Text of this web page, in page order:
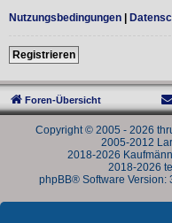
Nutzungsbedingungen |
Registrieren
Foren-Übersicht
Copyright © 2005 - 2026
2005-2012
2018-2026
2018-2026
phpBB® Software Version: